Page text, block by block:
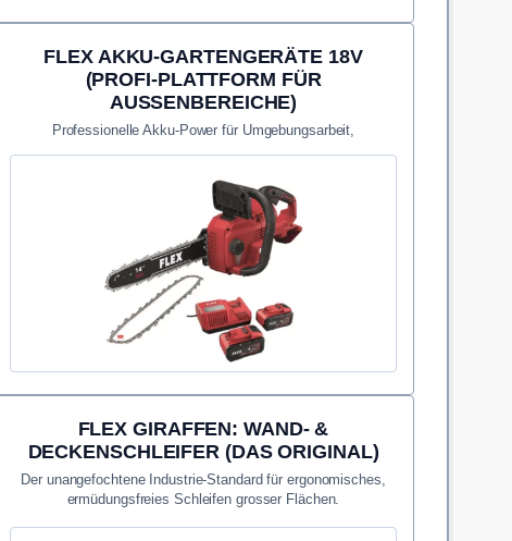
FLEX AKKU-GARTENGERÄTE 18V
(PROFI-PLATTFORM FÜR
AUSSENBEREICHE)
Professionelle Akku-Power für Umgebungsarbeit,
FLEX GIRAFFEN: WAND- &
DECKENSCHLEIFER (DAS ORIGINAL)
Der unangefochtene Industrie-Standard für ergonomisches,
ermüdungsfreies Schleifen grosser Flächen.